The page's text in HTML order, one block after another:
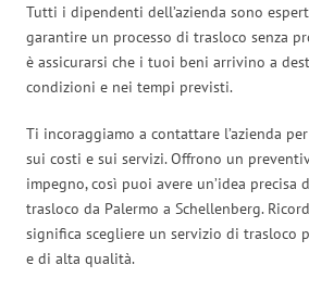
Tutti i dipendenti dell’azienda sono
garantire un processo di trasloco senza
è assicurarsi che i tuoi beni arrivino a
condizioni e nei tempi previsti.
Ti incoraggiamo a contattare l’azienda
sui costi e sui servizi. Offrono un
impegno, così puoi avere un’idea
trasloco da Palermo a Schellenberg.
significa scegliere un servizio di trasloco
e di alta qualità.